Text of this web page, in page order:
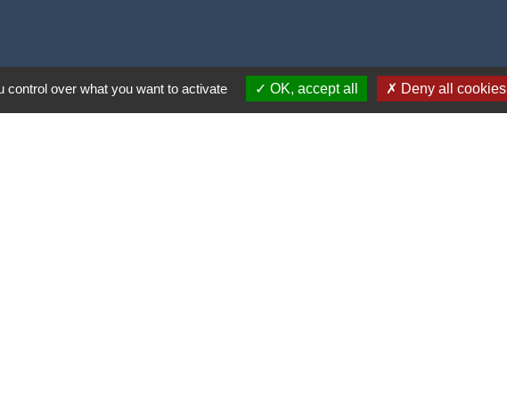
sexuelles ou psychologiques)open_in_new
over what you want to activate OK, accept all Deny all cookies